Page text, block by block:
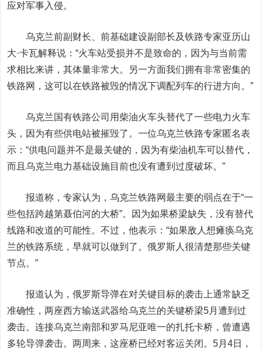
应对军事入侵。
乌克兰前副财长、前基础建设副部长及铁路专家亚历山
大·卡瓦解释说：“火车站受损并不是致命的，因为与当前需
求相比来讲，其体量非常大。另一方面我们拥有非常密集的
铁路网，这可以在铁路被毁的情况下调配列车的行进方向。”
乌克兰国有铁路公司用柴油火车头替代了一些电力火车
头，因为有些供电站被摧毁了。一位乌克兰铁路专家匿名表
示：“供电问题并不是最关键的，因为有柴油机车可以替代，
而且乌克兰电力基础设施目前也没有遭到过度破坏。”
报道称，专家认为，乌克兰铁路网最主要的弱点在于“一
些包括跨越第聂伯河的大桥”。因为如果桥梁缺失，没有替代
线路和改道的可能性。不过，他表示：“如果敌人想瘫痪乌克
兰的铁路系统，早就可以做到了。俄罗斯人很清楚那些关键
节点。”
报道认为，俄罗斯导弹在对关键目标的袭击上通常缺乏
准确性，两座西方输送武器给乌克兰的关键桥梁5月遭到过
袭击。连接乌克兰南部和罗马尼亚唯一的扎托卡桥，曾遭遇
多轮导弹袭击。两周来，这座桥已经对客运关闭。5月4日，